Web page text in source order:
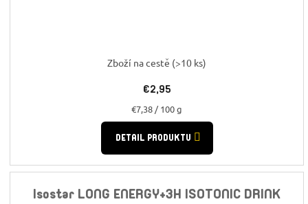
Zboží na cestě (>10 ks)
€2,95
Jednotková
cena:
€7,38 / 100 g
DETAIL PRODUKTU
Isostar LONG ENERGY+3H ISOTONIC DRINK